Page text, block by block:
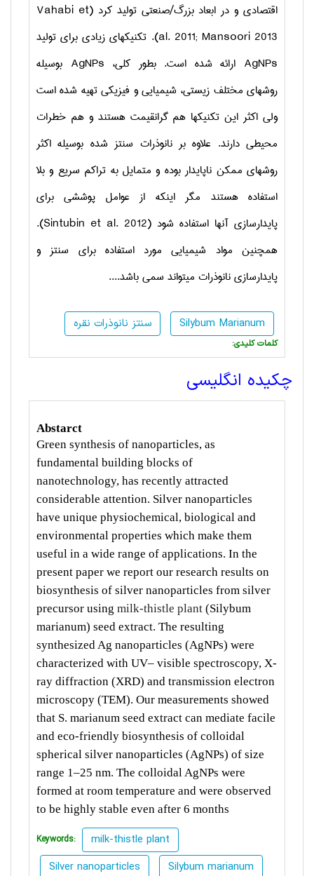
اقتصادی و در ابعاد بزرگ/صنعتی تولید کرد (Vahabi et
al. 2011; Mansoori 2013). تکنیکهای زیادی برای تولید
AgNPs ارائه شده است. بطور کلی، AgNPs بوسیله
روشهای مختلف زیستی، شیمیایی و فیزیکی تهیه شده است
ولی اکثر این تکنیکها هم گرانقیمت هستند و هم خطرات
محیطی دارند. علاوه بر نانوذرات سنتز شده بوسیله اکثر
روشهای ممکن ناپایدار بوده و متمایل به تراکم سریع و بلا
استفاده هستند مگر اینکه از عوامل پوششی برای
پایدارسازی آنها استفاده شود (Sintubin et al. 2012
).
همچنین مواد شیمیایی مورد استفاده برای سنتز و
پایدارسازی نانوذرات می­تواند سمی باشد....
سنتز نانوذرات نقره Silybum Marianum
:کلمات کلیدی
چکیده انگلیسی
Abstarct
Green synthesis of nanoparticles, as
fundamental building blocks of
nanotechnology, has recently attracted
considerable attention. Silver nanoparticles
have unique physiochemical, biological and
environmental properties which make them
useful in a wide range of applications. In the
present paper we report our research results on
biosynthesis of silver nanoparticles from silver
precursor using milk-thistle plant (Silybum
marianum) seed extract. The resulting
synthesized Ag nanoparticles (AgNPs) were
characterized with UV– visible spectroscopy, X-
ray diffraction (XRD) and transmission electron
microscopy (TEM). Our measurements showed
that S. marianum seed extract can mediate facile
and eco-friendly biosynthesis of colloidal
spherical silver nanoparticles (AgNPs) of size
range 1–25 nm. The colloidal AgNPs were
formed at room temperature and were observed
to be highly stable even after 6 months
Keywords:
milk-thistle plant
Silver nanoparticles
Silybum marianum